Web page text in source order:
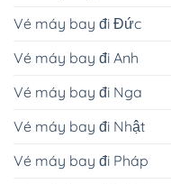
Vé máy bay đi Đức
Vé máy bay đi Anh
Vé máy bay đi Nga
Vé máy bay đi Nhật
Vé máy bay đi Pháp